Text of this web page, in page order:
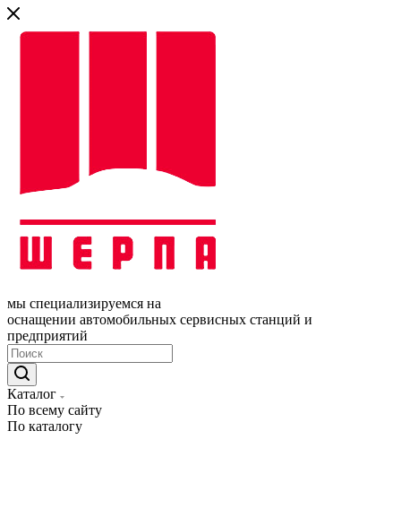
мы специализируемся на
оснащении автомобильных сервисных станций и
предприятий
Каталог
По всему сайту
По каталогу